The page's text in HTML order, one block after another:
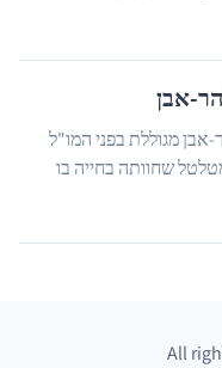
אבן
אבן מגוללת בפני המו"ל
שחוותה בחייה בו
All